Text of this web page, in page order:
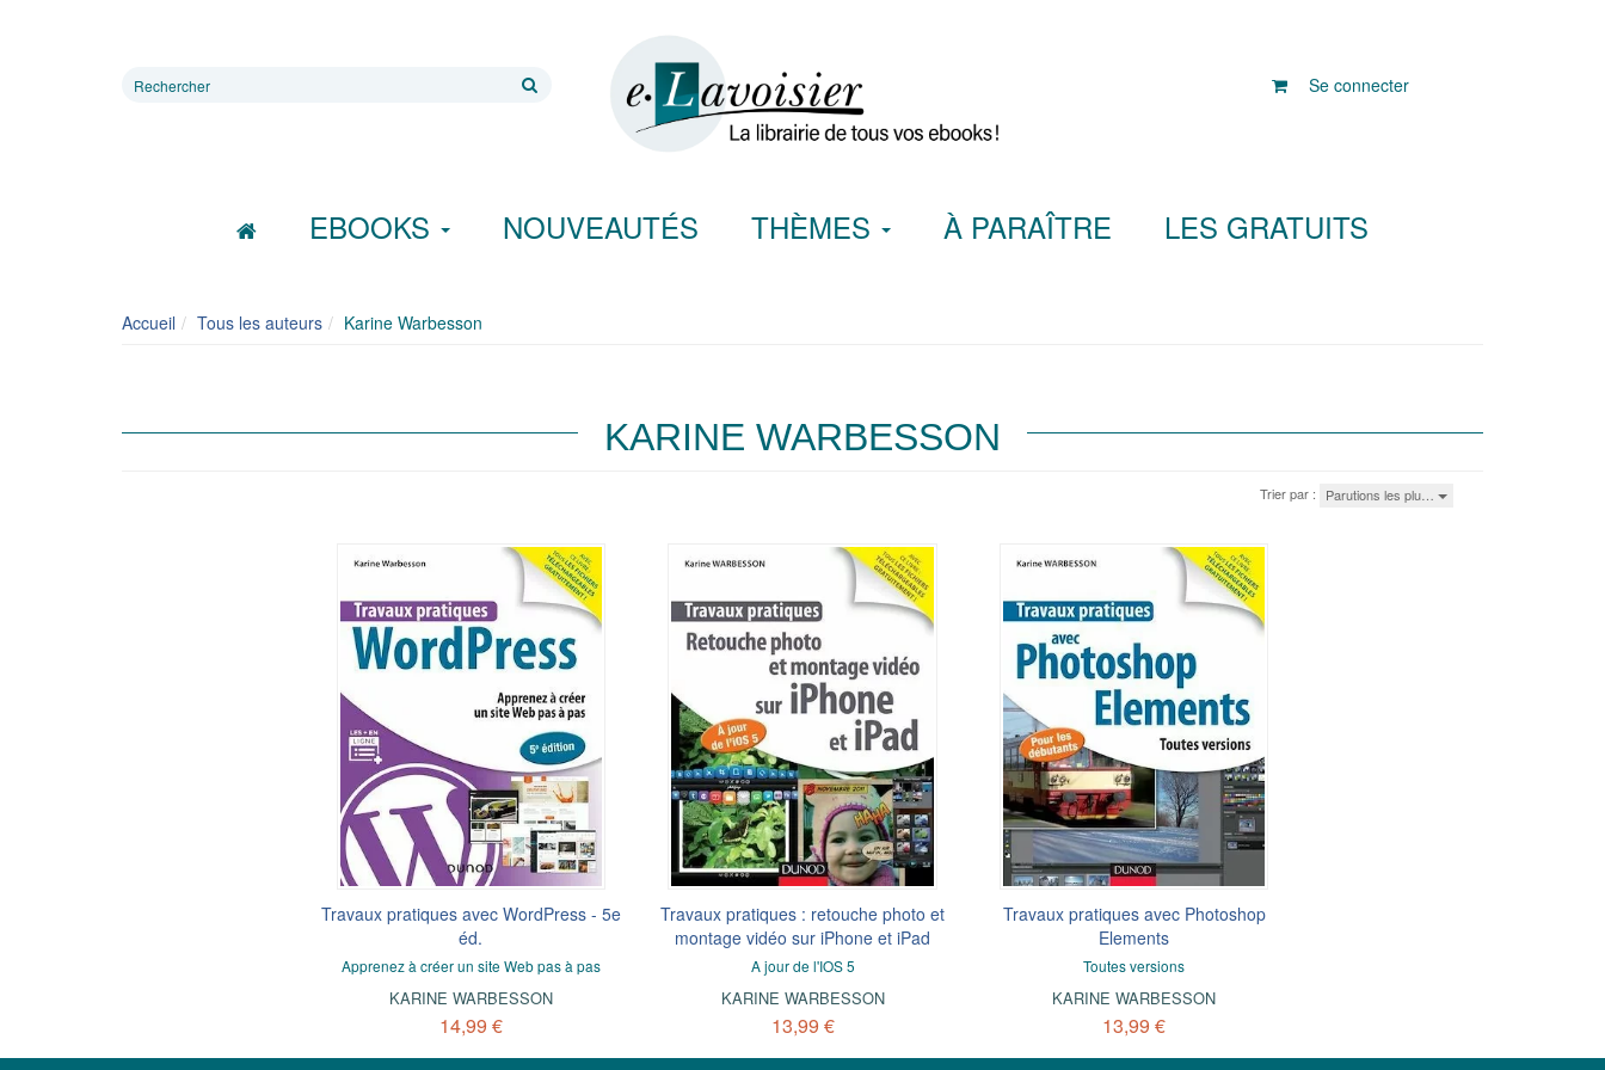
Rechercher
Se connecter
EBOOKS NOUVEAUTÉS THÈMES À PARAÎTRE LES GRATUITS
Accueil Tous les auteurs Karine Warbesson
KARINE WARBESSON
Trier par : Parutions les plu…
Travaux pratiques avec WordPress - 5e
éd.
Apprenez à créer un site Web pas à pas
KARINE WARBESSON
14,99 €
Travaux pratiques : retouche photo et
montage vidéo sur iPhone et iPad
A jour de l'IOS 5
KARINE WARBESSON
13,99 €
Travaux pratiques avec Photoshop
Elements
Toutes versions
KARINE WARBESSON
13,99 €